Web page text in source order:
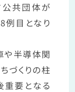
公共団体が
例目となり
や半導体関
づくりの柱
重要となる